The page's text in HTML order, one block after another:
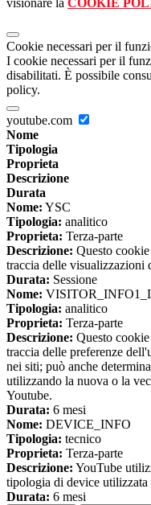
visionare la COOKIE
Cookie necessari per il
I cookie necessari per il
disabilitati. È possibile
policy.
youtube.com
Nome
Tipologia
Proprieta
Descrizione
Durata
Nome: YSC
Tipologia: analitico
Proprieta: Terza-parte
Descrizione: Questo
traccia delle visualizzazioni
Durata: Sessione
Nome:
Tipologia: analitico
Proprieta: Terza-parte
Descrizione: Questo
traccia delle preferenze
nei siti; può anche
utilizzando la nuova o la
Youtube.
Durata: 6 mesi
Nome: DEVICE_INFO
Tipologia: tecnico
Proprieta: Terza-parte
Descrizione: YouTube
tipologia di device utilizzata
Durata: 6 mesi